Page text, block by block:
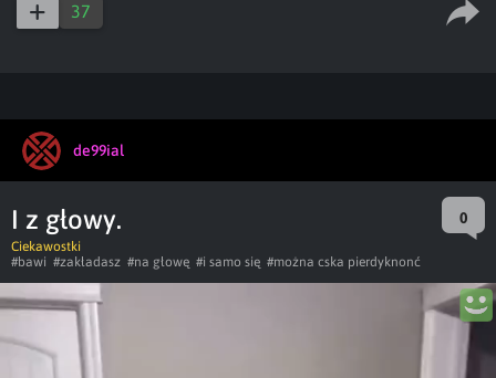
37
de99ial
I z głowy. 0
Ciekawostki
#bawi #zakładasz #na głowę #i samo się #można cska pierdyknonć